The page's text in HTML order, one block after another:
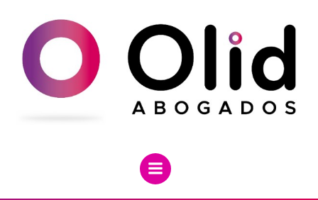
al
contenido